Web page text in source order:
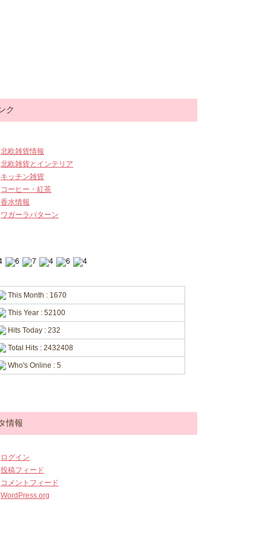
ク
北欧雑貨情報
北欧雑貨とインテリア
キッチン雑貨
コーヒー・紅茶
香水情報
ワガーラパターン
This Month : 1670
This Year : 52100
Hits Today : 232
Total Hits : 2432408
Who's Online : 5
情報
ログイン
投稿フィード
コメントフィード
WordPress.org